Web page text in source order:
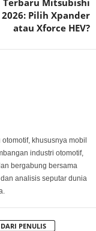
Terbaru Mitsubishi
Pilih Xpander
atau Xforce HEV?
khususnya mobil
industri otomotif,
bergabung bersama
analisis seputar dunia
PENULIS